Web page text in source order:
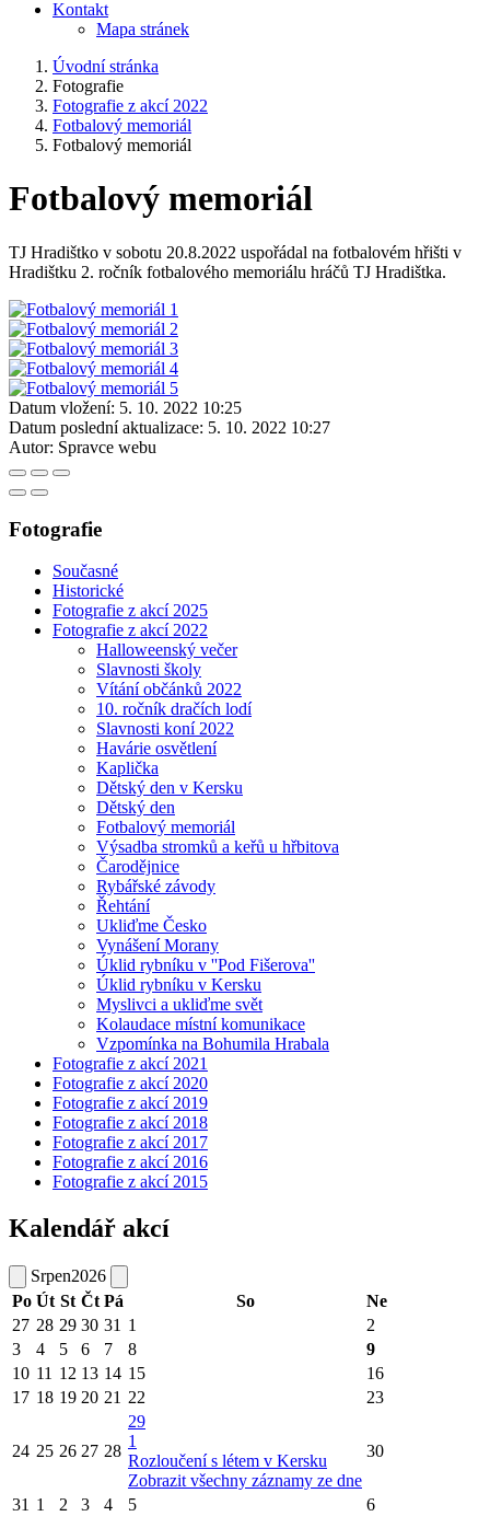
Kontakt
Mapa stránek
Úvodní stránka
Fotografie
Fotografie z akcí 2022
Fotbalový memoriál
Fotbalový memoriál
Fotbalový memoriál
TJ Hradištko v sobotu 20.8.2022 uspořádal na fotbalovém hřišti v
Hradištku 2. ročník fotbalového memoriálu hráčů TJ Hradištka.
Datum vložení: 5. 10. 2022 10:25
Datum poslední aktualizace: 5. 10. 2022 10:27
Autor: Spravce webu
Fotografie
Současné
Historické
Fotografie z akcí 2025
Fotografie z akcí 2022
Halloweenský večer
Slavnosti školy
Vítání občánků 2022
10. ročník dračích lodí
Slavnosti koní 2022
Havárie osvětlení
Kaplička
Dětský den v Kersku
Dětský den
Fotbalový memoriál
Výsadba stromků a keřů u hřbitova
Čarodějnice
Rybářské závody
Řehtání
Ukliďme Česko
Vynášení Morany
Úklid rybníku v ''Pod Fišerova''
Úklid rybníku v Kersku
Myslivci a ukliďme svět
Kolaudace místní komunikace
Vzpomínka na Bohumila Hrabala
Fotografie z akcí 2021
Fotografie z akcí 2020
Fotografie z akcí 2019
Fotografie z akcí 2018
Fotografie z akcí 2017
Fotografie z akcí 2016
Fotografie z akcí 2015
Kalendář akcí
Srpen2026
Po Út St Čt Pá So
Ne
27 28 29 30 31 1
2
3
4 5 6 7 8
9
10 11 12 13 14 15
16
17 18 19 20 21 22 23
24 25 26 27 28
29
1
Rozloučení s létem v Kersku
Zobrazit všechny záznamy ze dne
30
31 1 2 3 4 5 6